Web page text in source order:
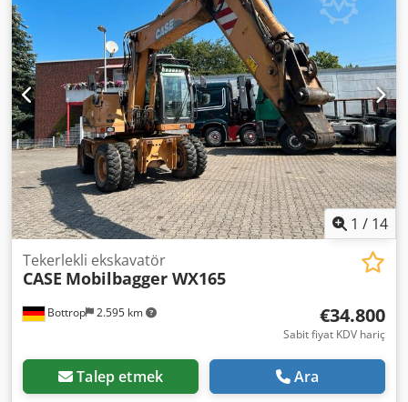
1 / 14
Bottrop 2.595 km
Tekerlekli ekskavatör
CASE Mobilbagger WX165
€34.800
Sabit fiyat KDV hariç
Talep etmek Ara